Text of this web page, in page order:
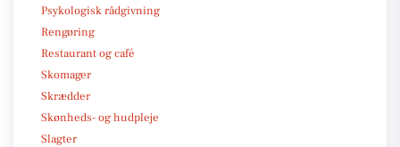
Psykologisk rådgivning
Rengøring
Restaurant og café
Skomager
Skrædder
Skønheds- og hudpleje
Slagter